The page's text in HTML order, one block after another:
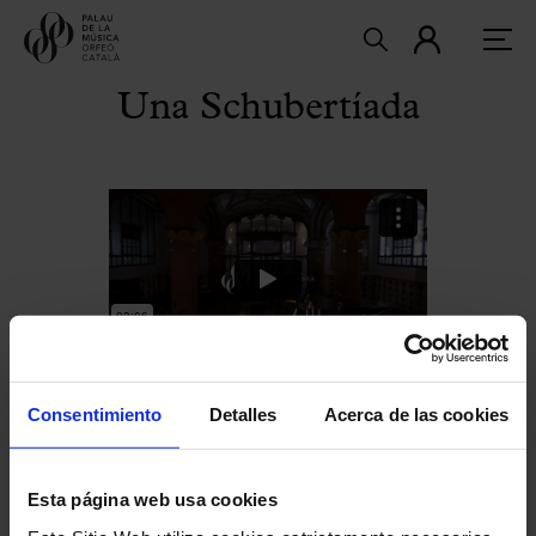
Consentimiento Detalles Acerca de las cookies
Esta página web usa cookies
Una Schubertíada
Sobre el concierto